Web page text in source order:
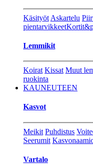
Käsityöt Askartelu
pientarvikkeet
Lemmikit
Koirat Kissat Muut
ruokinta
KAUNEUTEEN
Kasvot
Meikit Puhdistus
Seerumit
Vartalo